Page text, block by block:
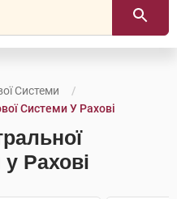
Системи
Системи У Рахові
Рахові